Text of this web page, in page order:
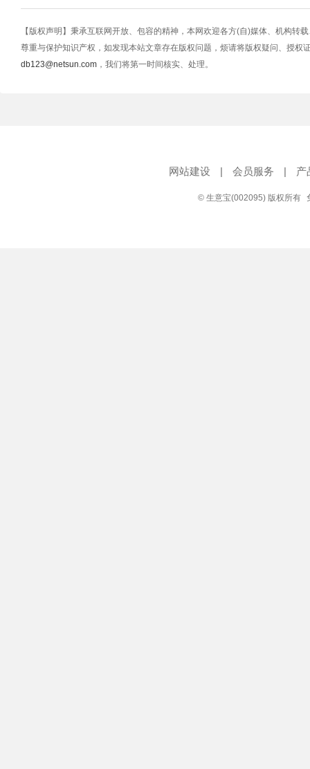
【版权声明】秉承互联网开放、包容的精神，本网欢迎各方(自)媒体、机构转
尊重与保护知识产权，如发现本站文章存在版权问题，烦请将版权疑问、授权
db123@netsun.com ，我们将第一时间核实、处理。
网站建设 | 会员服务 | 产
© 生意宝(002095) 版权所有